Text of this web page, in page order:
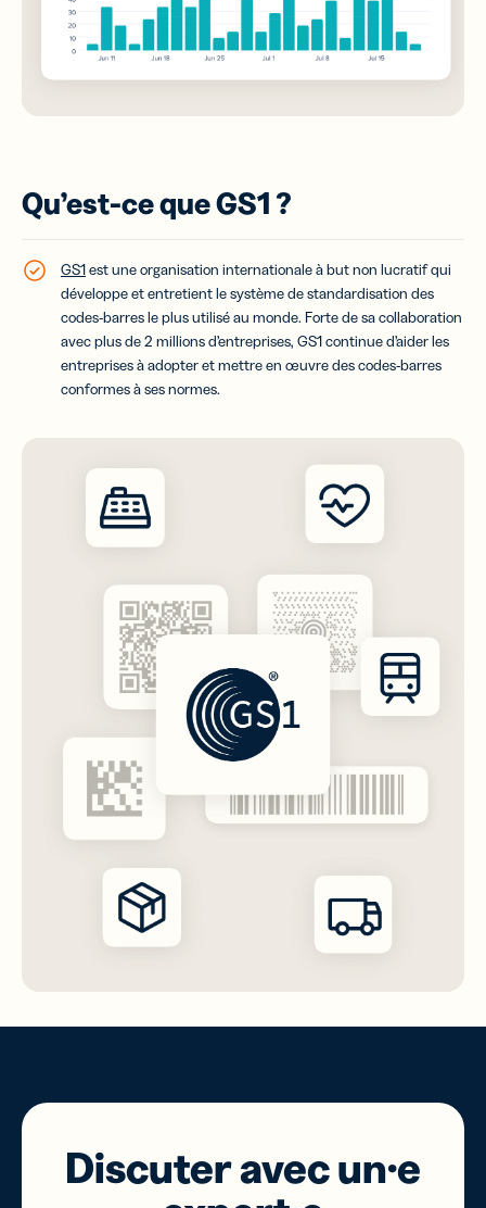
Qu’est-ce que GS1 ?
GS1est une organisation internationale à but non lucratif qui
développe et entretient le système de standardisation des
codes-barres le plus utilisé au monde. Forte de sa collaboration
avec plus de 2 millions d’entreprises, GS1 continue d’aider les
entreprises à adopter et mettre en œuvre des codes-barres
conformes à ses normes.